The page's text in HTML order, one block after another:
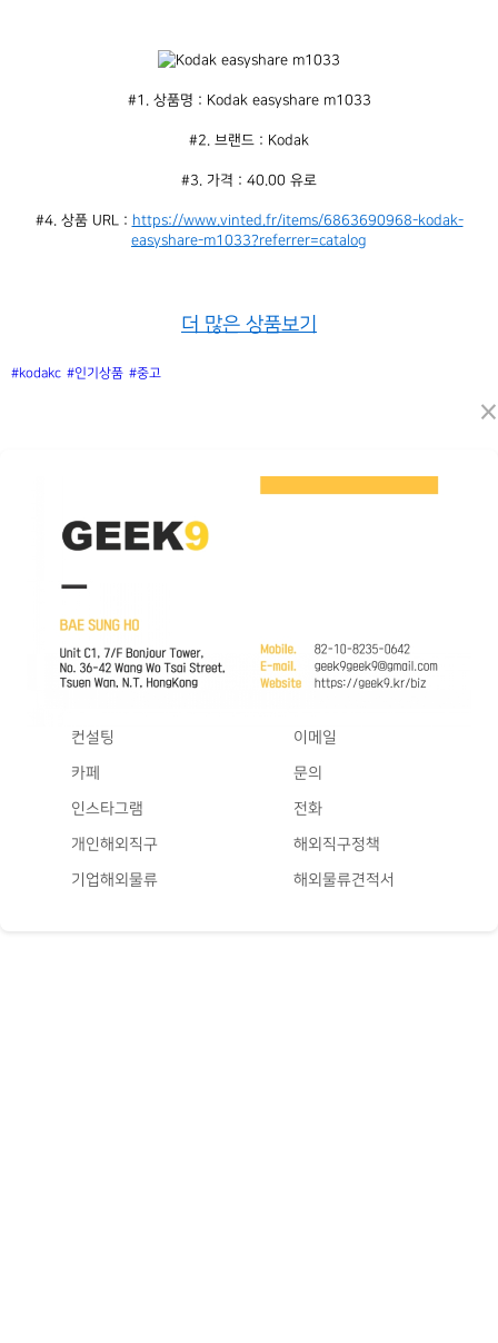
#1. 상품명 : Kodak easyshare m1033
#2. 브랜드 : Kodak
#3. 가격 : 40.00 유로
#4. 상품 URL : https://www.vinted.fr/items/6863690968-kodak-
easyshare-m1033?referrer=catalog
더 많은 상품보기
#kodakc #인기상품 #중고
×
컨설팅
카페
인스타그램
개인해외직구
기업해외물류
이메일
문의
전화
해외직구정책
해외물류견적서